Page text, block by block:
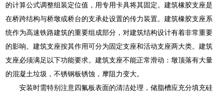
的计算公式调整组装定位值，用专用卡具将其固定。建筑橡胶支座是
在桥跨结构与桥墩或桥台的支承处设置的传力装置。建筑橡胶支座系
统作为高速铁路建筑的重要组成部分，对建筑结构设计有着非常重要
的影响。建筑支座按其作用可分为固定支座和活动支座两大类。建筑
支座必须满足以下功能要求。建筑支座不能正常滑动：墩顶落有大量
的混凝土垃圾，不锈钢板锈蚀，摩阻力变大。
安装时需特别注意四氟板表面的清洁处理，储脂槽应充分填充硅